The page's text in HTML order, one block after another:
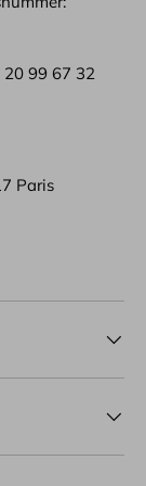
99 67 32
Paris